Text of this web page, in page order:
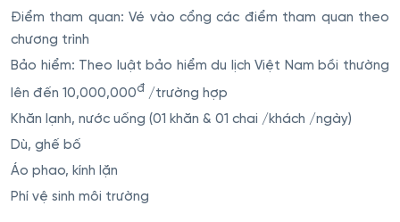
Điểm tham quan: Vé vào cổng các điểm tham quan theo
chương trình
Bảo hiểm: Theo luật bảo hiểm du lịch Việt Nam bồi thường
lên đến 10,000,000đ /trường hợp
Khăn lạnh, nước uống (01 khăn & 01 chai /khách /ngày)
Dù, ghế bố
Áo phao, kính lặn
Phí vệ sinh môi trường